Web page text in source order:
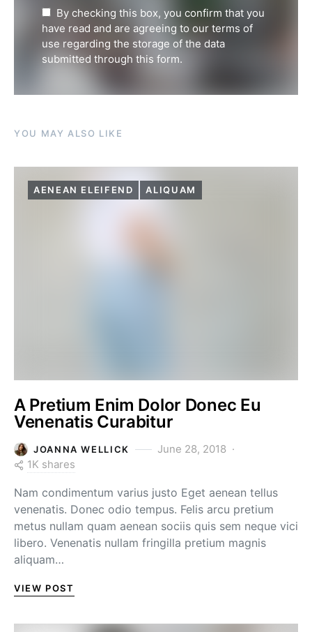
By checking this box, you confirm that you
have read and are agreeing to our terms of
use regarding the storage of the data
submitted through this form.
YOU MAY ALSO LIKE
AENEAN ELEIFEND ALIQUAM
A Pretium Enim Dolor Donec Eu
Venenatis Curabitur
JOANNA WELLICK
June 28, 2018
1K shares
Nam condimentum varius justo Eget aenean tellus
venenatis. Donec odio tempus. Felis arcu pretium
metus nullam quam aenean sociis quis sem neque vici
libero. Venenatis nullam fringilla pretium magnis
aliquam…
VIEW POST